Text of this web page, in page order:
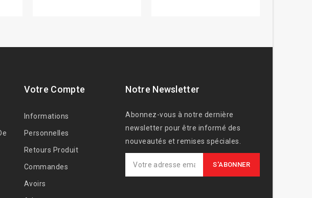
Votre Compte
Informations
Personnelles
Retours Produit
Commandes
Avoirs
Notre Newsletter
Abonnez-vous à notre dernière
newsletter pour être informé des
nouveautés et remises spéciales.